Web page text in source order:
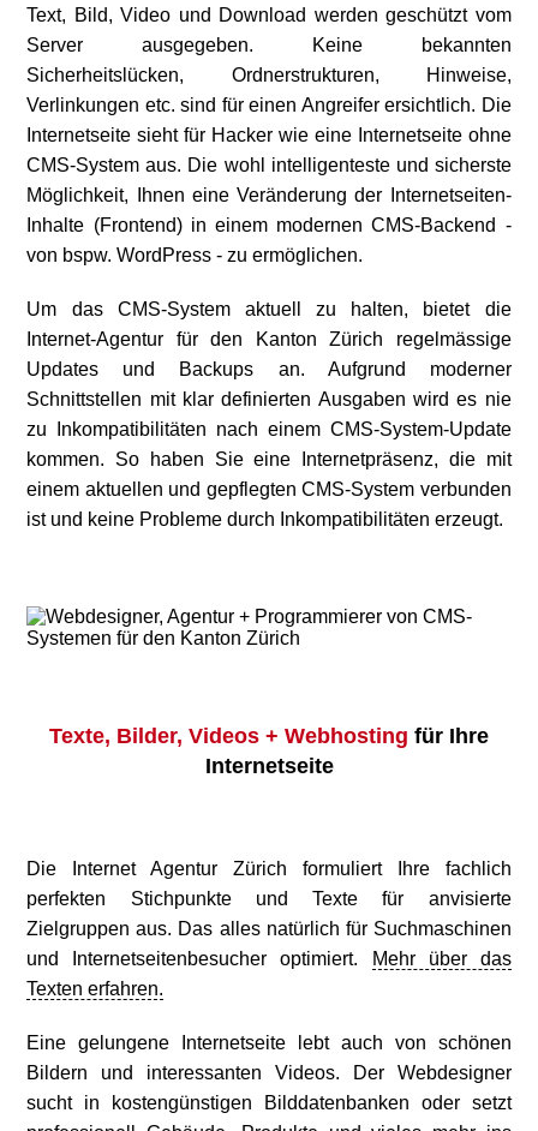
Kontakt
aufnehmen
Text, Bild, Video und Download werden geschützt vom
Server ausgegeben. Keine bekannten
Sicherheitslücken, Ordnerstrukturen, Hinweise,
Verlinkungen etc. sind für einen Angreifer ersichtlich. Die
Internetseite sieht für Hacker wie eine Internetseite ohne
CMS-System aus. Die wohl intelligenteste und sicherste
Möglichkeit, Ihnen eine Veränderung der Internetseiten-
Inhalte (Frontend) in einem modernen CMS-Backend -
von bspw. WordPress - zu ermöglichen.
Um das CMS-System aktuell zu halten, bietet die
Internet-Agentur für den Kanton Zürich regelmässige
Updates und Backups an. Aufgrund moderner
Schnittstellen mit klar definierten Ausgaben wird es nie
zu Inkompatibilitäten nach einem CMS-System-Update
kommen. So haben Sie eine Internetpräsenz, die mit
einem aktuellen und gepflegten CMS-System verbunden
ist und keine Probleme durch Inkompatibilitäten erzeugt.
Texte, Bilder, Videos + Webhosting für Ihre
Internetseite
Die Internet Agentur Zürich formuliert Ihre fachlich
perfekten Stichpunkte und Texte für anvisierte
Zielgruppen aus. Das alles natürlich für Suchmaschinen
und Internetseitenbesucher optimiert.
Mehr über das
Texten erfahren.
Eine gelungene Internetseite lebt auch von schönen
Bildern und interessanten Videos. Der Webdesigner
sucht in kostengünstigen Bilddatenbanken oder setzt